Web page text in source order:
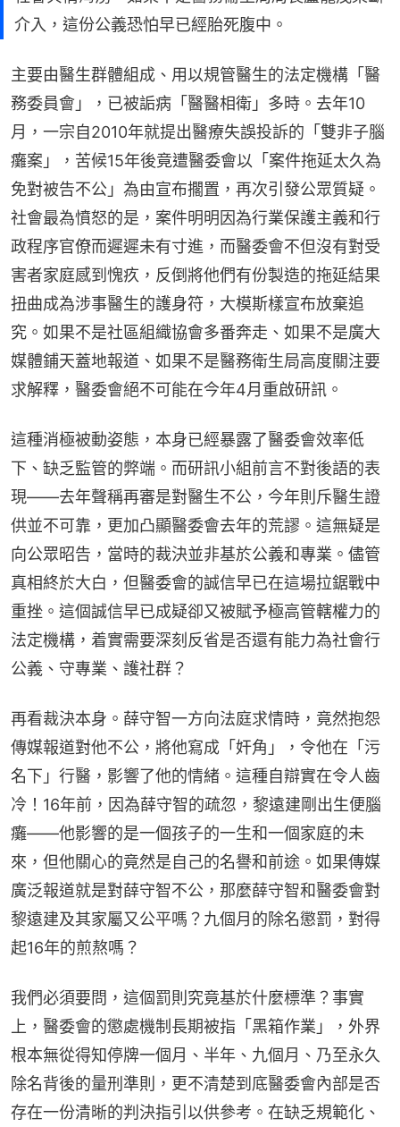
介入，這份公義恐怕早已經胎死腹中。
主要由醫生群體組成、用以規管醫生的法定機構「醫
務委員會」，已被詬病「醫醫相衛」多時。去年10
月，一宗自2010年就提出醫療失誤投訴的「雙非子腦
癱案」，苦候15年後竟遭醫委會以「案件拖延太久為
免對被告不公」為由宣布擱置，再次引發公眾質疑。
社會最為憤怒的是，案件明明因為行業保護主義和行
政程序官僚而遲遲未有寸進，而醫委會不但沒有對受
害者家庭感到愧疚，反倒將他們有份製造的拖延結果
扭曲成為涉事醫生的護身符，大模斯樣宣布放棄追
究。如果不是社區組織協會多番奔走、如果不是廣大
媒體鋪天蓋地報道、如果不是醫務衛生局高度關注要
求解釋，醫委會絕不可能在今年4月重啟研訊。
這種消極被動姿態，本身已經暴露了醫委會效率低
下、缺乏監管的弊端。而研訊小組前言不對後語的表
現——去年聲稱再審是對醫生不公，今年則斥醫生證
供並不可靠，更加凸顯醫委會去年的荒謬。這無疑是
向公眾昭告，當時的裁決並非基於公義和專業。儘管
真相終於大白，但醫委會的誠信早已在這場拉鋸戰中
重挫。這個誠信早已成疑卻又被賦予極高管轄權力的
法定機構，着實需要深刻反省是否還有能力為社會行
公義、守專業、護社群？
再看裁決本身。薛守智一方向法庭求情時，竟然抱怨
傳媒報道對他不公，將他寫成「奸角」，令他在「污
名下」行醫，影響了他的情緒。這種自辯實在令人齒
冷！16年前，因為薛守智的疏忽，黎遠建剛出生便腦
癱——他影響的是一個孩子的一生和一個家庭的未
來，但他關心的竟然是自己的名譽和前途。如果傳媒
廣泛報道就是對薛守智不公，那麼薛守智和醫委會對
黎遠建及其家屬又公平嗎？九個月的除名懲罰，對得
起16年的煎熬嗎？
我們必須要問，這個罰則究竟基於什麼標準？事實
上，醫委會的懲處機制長期被指「黑箱作業」，外界
根本無從得知停牌一個月、半年、九個月、乃至永久
除名背後的量刑準則，更不清楚到底醫委會內部是否
存在一份清晰的判決指引以供參考。在缺乏規範化、